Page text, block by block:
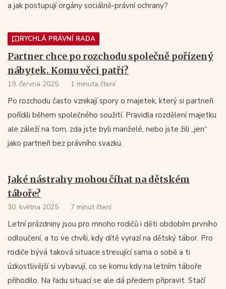
a jak postupují orgány sociálně-právní ochrany?
RYCHLÁ PRÁVNÍ RADA
Partner chce po rozchodu společně pořízený
nábytek. Komu věci patří?
19. června 2025 1 minuta čtení
Po rozchodu často vznikají spory o majetek, který si partneři
pořídili během společného soužití. Pravidla rozdělení majetku
ale záleží na tom, zda jste byli manželé, nebo jste žili „jen“
jako partneři bez právního svazku.
Jaké nástrahy mohou číhat na dětském
táboře?
30. května 2025 7 minut čtení
Letní prázdniny jsou pro mnoho rodičů i děti obdobím prvního
odloučení, a to ve chvíli, kdy dítě vyrazí na dětský tábor. Pro
rodiče bývá taková situace stresující sama o sobě a ti
úzkostlivější si vybavují, co se komu kdy na letním táboře
přihodilo. Na řadu situací se ale dá předem připravit. Stačí